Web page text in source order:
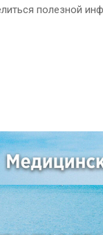
полезной